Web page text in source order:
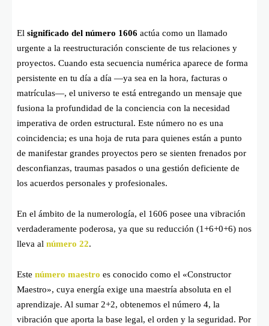
El significado del número 1606 actúa como un llamado
urgente a la reestructuración consciente de tus relaciones y
proyectos. Cuando esta secuencia numérica aparece de forma
persistente en tu día a día —ya sea en la hora, facturas o
matrículas—, el universo te está entregando un mensaje que
fusiona la profundidad de la conciencia con la necesidad
imperativa de orden estructural. Este número no es una
coincidencia; es una hoja de ruta para quienes están a punto
de manifestar grandes proyectos pero se sienten frenados por
desconfianzas, traumas pasados o una gestión deficiente de
los acuerdos personales y profesionales.
En el ámbito de la numerología, el 1606 posee una vibración
verdaderamente poderosa, ya que su reducción (1+6+0+6) nos
lleva al número 22.
Este número maestro es conocido como el «Constructor
Maestro», cuya energía exige una maestría absoluta en el
aprendizaje. Al sumar 2+2, obtenemos el número 4, la
vibración que aporta la base legal, el orden y la seguridad. Por